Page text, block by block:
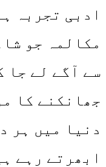
ادبی تجربہ
مکالمہ جو
سے آگے لے جا
جھانکنے کا
دنیا میں ہر
ابھرتے رہے